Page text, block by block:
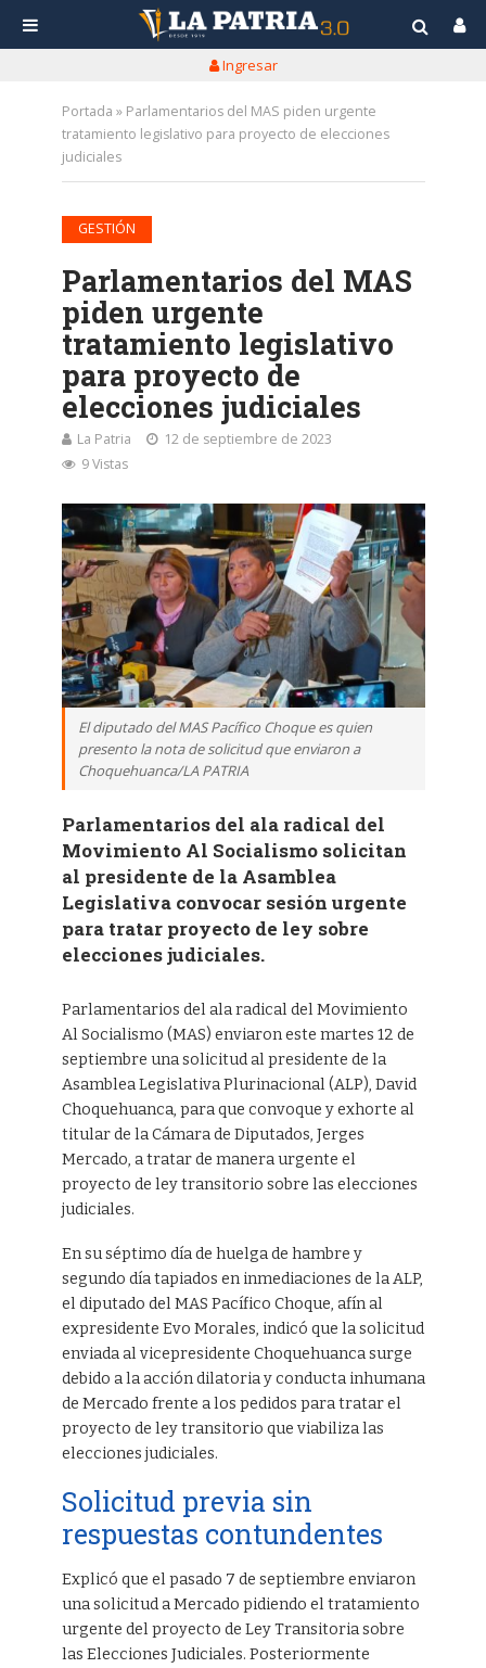
Ingresar
Portada » Parlamentarios del MAS piden urgente
tratamiento legislativo para proyecto de elecciones
judiciales
GESTIÓN
Parlamentarios del MAS
piden urgente
tratamiento legislativo
para proyecto de
elecciones judiciales
La Patria
12 de septiembre de 2023
9 Vistas
El diputado del MAS Pacífico Choque es quien
presento la nota de solicitud que enviaron a
Choquehuanca/LA PATRIA
Parlamentarios del ala radical del
Movimiento Al Socialismo solicitan
al presidente de la Asamblea
Legislativa convocar sesión urgente
para tratar proyecto de ley sobre
elecciones judiciales.
Parlamentarios del ala radical del Movimiento
Al Socialismo (MAS) enviaron este martes 12 de
septiembre una solicitud al presidente de la
Asamblea Legislativa Plurinacional (ALP), David
Choquehuanca, para que convoque y exhorte al
titular de la Cámara de Diputados, Jerges
Mercado, a tratar de manera urgente el
proyecto de ley transitorio sobre las elecciones
judiciales.
En su séptimo día de huelga de hambre y
segundo día tapiados en inmediaciones de la ALP,
el diputado del MAS Pacífico Choque, afín al
expresidente Evo Morales, indicó que la solicitud
enviada al vicepresidente Choquehuanca surge
debido a la acción dilatoria y conducta inhumana
de Mercado frente a los pedidos para tratar el
proyecto de ley transitorio que viabiliza las
elecciones judiciales.
Solicitud previa sin
respuestas contundentes
Explicó que el pasado 7 de septiembre enviaron
una solicitud a Mercado pidiendo el tratamiento
urgente del proyecto de Ley Transitoria sobre
las Elecciones Judiciales. Posteriormente